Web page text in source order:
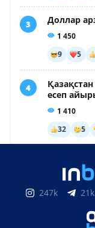
247k 21k